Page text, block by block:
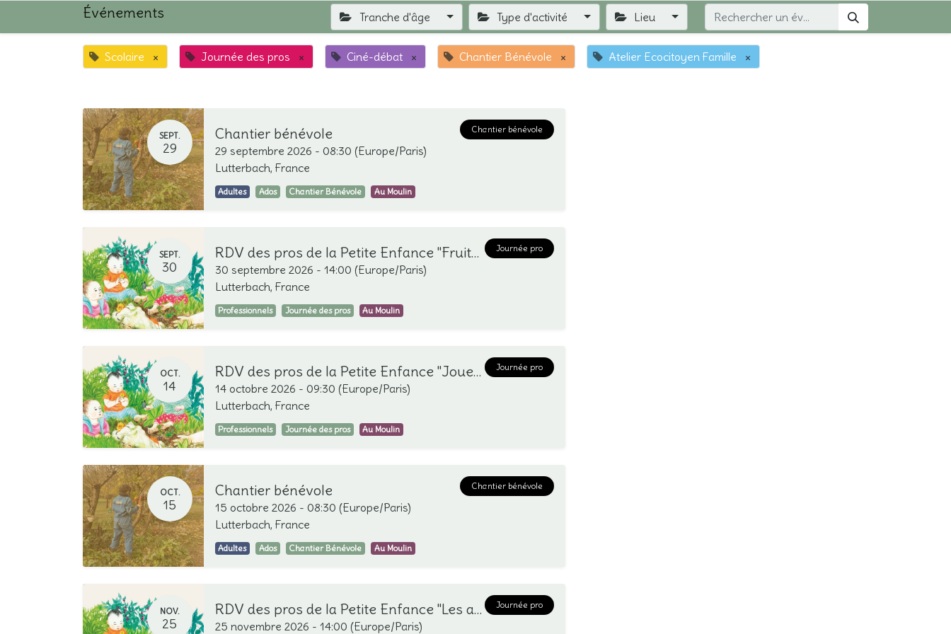
Événements Tranche d'âge Type d'activité Lieu
Scolaire × Journée des pros × Ciné-débat × Chantier Bénévole × Atelier Ecocitoyen Famille ×
SEPT.
29
Chantier bénévole
Chantier bénévole
29 septembre 2026 - 08:30 (Europe/Paris)
Lutterbach, France
Adultes Ados Chantier Bénévole Au Moulin
SEPT.
30
Journée pro
RDV des pros de la Petite Enfance "Fruits et feuilles d'automne"
30 septembre 2026 - 14:00 (Europe/Paris)
Lutterbach, France
Professionnels Journée des pros Au Moulin
OCT.
14
Journée pro
RDV des pros de la Petite Enfance "Jouer sous la pluie"
14 octobre 2026 - 09:30 (Europe/Paris)
Lutterbach, France
Professionnels Journée des pros Au Moulin
OCT.
15
Chantier bénévole
Chantier bénévole
15 octobre 2026 - 08:30 (Europe/Paris)
Lutterbach, France
Adultes Ados Chantier Bénévole Au Moulin
NOV.
25
Journée pro
RDV des pros de la Petite Enfance "Les animaux en automne"
25 novembre 2026 - 14:00 (Europe/Paris)